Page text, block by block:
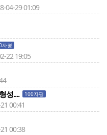
04-29 01:09
자평
22 19:05
성.... 100자평
00:41
00:38